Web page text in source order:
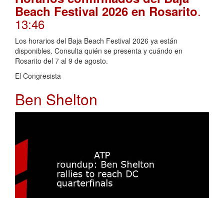
Beach Festival 2026 en Rosarito.
13:46
Los horarios del Baja Beach Festival 2026 ya están
disponibles. Consulta quién se presenta y cuándo en
Rosarito del 7 al 9 de agosto.
El Congresista
Ben Shelton